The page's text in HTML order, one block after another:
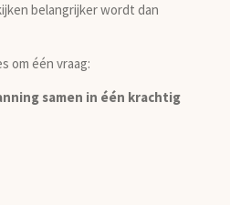
belangrijker wordt dan
om één vraag:
samen in één krachtig